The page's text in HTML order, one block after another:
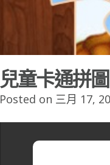
兒童卡通拼圖
Posted on 三月 17,